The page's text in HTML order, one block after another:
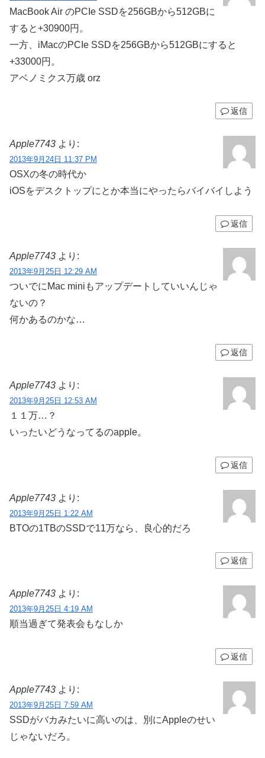
MacBook Air のPCIe SSDを256GBから512GBに
すると+30900円。
一方、iMacのPCIe SSDを256GBから512GBにすると
+33000円。
アベノミクス万歳 orz
返信
Apple7743 より:
2013年9月24日 11:37 PM
OSXの冬の時代か
iOSをデスクトップにとか本当にやったらバイバイしよう
返信
Apple7743 より:
2013年9月25日 12:29 AM
ついでにMac miniもアップデートしていいんじゃ
ないの？
何かあるのかな…
返信
Apple7743 より:
2013年9月25日 12:53 AM
１１万…？
いったいどうなってるのapple。
返信
Apple7743 より:
2013年9月25日 1:22 AM
BTOの1TBのSSDで11万なら、良心的だろ
返信
Apple7743 より:
2013年9月25日 4:19 AM
順当過ぎて発表会もなしか
返信
Apple7743 より:
2013年9月25日 7:59 AM
SSDがバカみたいに高いのは、別にAppleのせい
じゃないだろ。